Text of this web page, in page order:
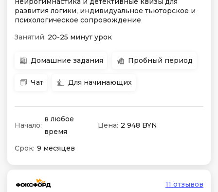
развития логики, индивидуальное тьюторское и
психологическое сопровождение
Занятий: 20-25 минут урок
Домашние задания Пробный период
Чат Для начинающих
Начало:
в любое
время
Цена: 2 948 BYN
Срок: 9 месяцев
11 отзывов